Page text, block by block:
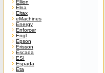
Ellion
Elna
Eltax
eMachines
Energy
Enforcer
Engl
Epson
Erisson
Escada
ESI
Espada
Eta